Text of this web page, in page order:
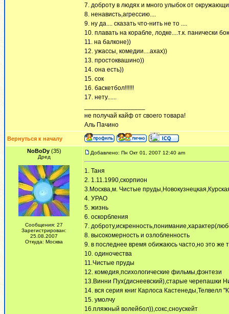
7. доброту в людях и много улыбок от
8. ненависть,агрессию....
9. ну да.... сказать что-нить не то ....
10. плавать на корабле, лодке....т.к. панически
11. на балконе))
12. ужассы, комедии....ахах))
13. простоквашино))
14. она есть))
15. сок
16. баскетбол!!!!!!
17. нету......
не получай кайф от своего товара!
Аль Пачино
Вернуться к началу
NoBoDy(35)
Дред
Сообщения: 27
Зарегистрирован:
25.08.2007
Откуда: Москва
Добавлено: Пн Окт 01, 2007 12:40 am
1. Таня
2. 1.11.1990,скорпион
3.Москва,м. Чистые
4. УРАО
5. жизнь
6. оскорбления
7.
8. высокомерность и озлобленность
9. в последнее время обижаюсь часто,но это же
10. одиночества
11.Чистые пруды
12. комедия,психологические фильмы,фэнтези
13.Винни Пух(диснеевский),старые черепашки
14. вся серия книг Карлоса Кастенеды,Телвелл
15. умолчу
16.пляжный волейбол)),сокс,сноускейт